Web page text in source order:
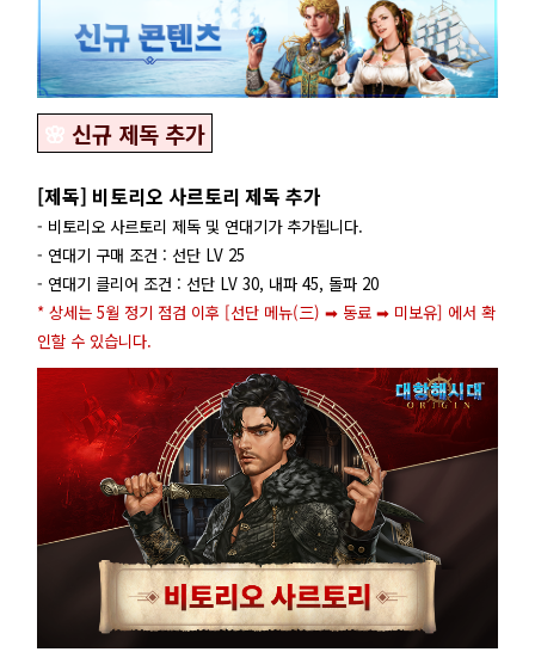
🌸 신규 제독 추가
[제독] 비토리오 사르토리 제독 추가
- 비토리오 사르토리 제독 및 연대기가 추가됩니다.
- 연대기 구매 조건 : 선단 LV 25
- 연대기 클리어 조건 : 선단 LV 30, 내파 45, 돌파 20
* 상세는 5월 정기 점검 이후 [선단 메뉴(三) ➡ 동료 ➡ 미보유] 에서 확
인할 수 있습니다.